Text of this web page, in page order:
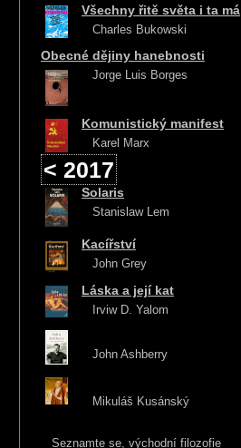
Všechny řitě světa i ta má
Charles Bukowski
Obecné dějiny hanebnosti
Jorge Luis Borges
Komunistický manifest
Karel Marx
< 2017
Solaris
Stanislaw Lem
Kacířství
John Grey
Láska a její kat
Irviw D. Yalom
John Ashberry
Mikuláš Kusánský
Seznamte se, východní filozofie